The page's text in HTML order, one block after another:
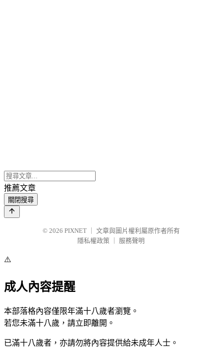
推薦文章
關閉搜尋
© 2026 PIXNET
文章與圖片權利屬原作者所有
隱私權政策
服務聲明
⚠️
成人內容提醒
本部落格內容僅限年滿十八歲者瀏覽。
若您未滿十八歲，請立即離開。
已滿十八歲者，亦請勿將內容提供給未成年人士。